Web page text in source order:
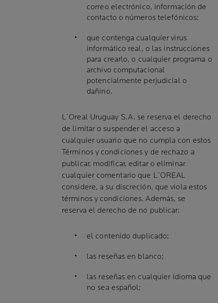
correo electrónico, información de
contacto o números telefónicos;
que contenga cualquier virus
informático real, o las instrucciones
para crearlo, o cualquier programa o
archivo computacional
potencialmente perjudicial o
dañino.
L´Oreal Uruguay S.A. se reserva el derecho
de limitar o suspender el acceso a
cualquier usuario que no cumpla con estos
Términos y condiciones y de rechazo a
publicar, modificar, editar o eliminar
cualquier comentario que L´OREAL
considere, a su discreción, que viola estos
términos y condiciones. Además, se
reserva el derecho de no publicar:
el contenido duplicado;
las reseñas en blanco;
las reseñas en cualquier idioma que
no sea español;